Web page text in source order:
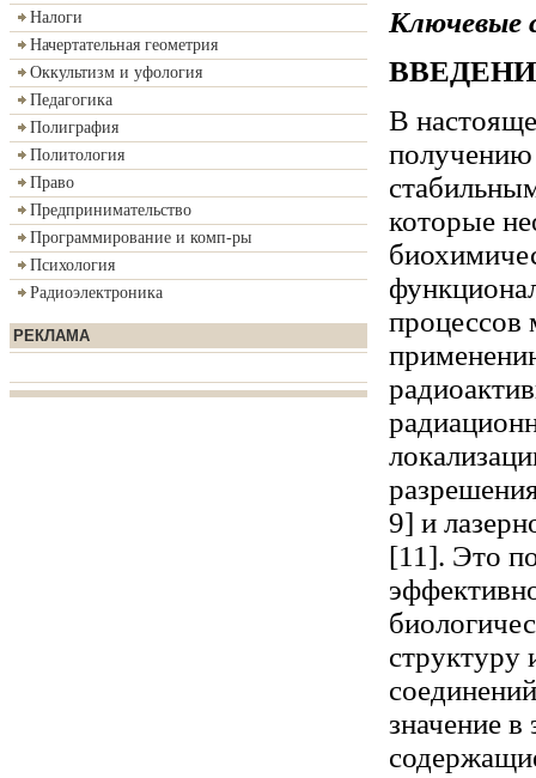
Налоги
Начертательная геометрия
Оккультизм и уфология
Педагогика
Полиграфия
Политология
Право
Предпринимательство
Программирование и комп-ры
Психология
Радиоэлектроника
РЕКЛАМА
Ключевые
В
которые
процессов
9] и
[11]. Это
структуру
значение